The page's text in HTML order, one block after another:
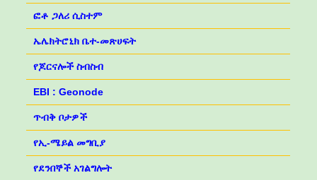
ፎቶ ጋለሪ ሲስተም
ኤሌክትሮኒክ ቤተ-መጽሀፍት
የጆርናሎች ስብስብ
EBI : Geonode
ጥብቅ ቦታዎች
የኢ-ሜይል መግቢያ
የደንበኞች አገልግሎት